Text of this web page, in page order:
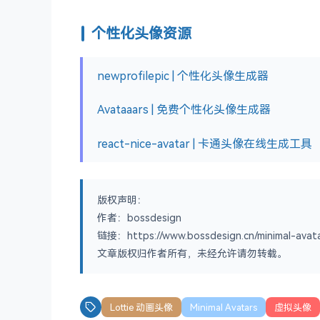
个性化头像资源
newprofilepic | 个性化头像生成器
Avataaars | 免费个性化头像生成器
react-nice-avatar | 卡通头像在线生成工具
版权声明：
作者：bossdesign
链接：https://www.bossdesign.cn/minimal-
文章版权归作者所有，未经允许请勿转载。
Lottie 动画头像 Minimal Avatars 虚拟头像